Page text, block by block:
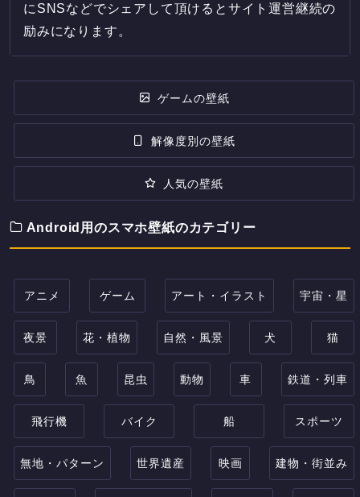
にSNSなどでシェアして頂けるとサイト運営継続の
励みになります。
ゲームの壁紙
解像度別の壁紙
人気の壁紙
Android用のスマホ壁紙のカテゴリー
アニメ ゲーム アート・イラスト 宇宙・星
夜景 花・植物 自然・風景 犬 猫
鳥 魚 昆虫 動物 車 鉄道・列車
飛行機 バイク 船 スポーツ
無地・パターン 世界遺産 映画 建物・街並み